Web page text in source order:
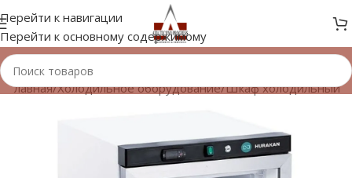
Перейти к навигации
Перейти к основному содержимому
Главная/Холодильное оборудование/Шкаф холодильный